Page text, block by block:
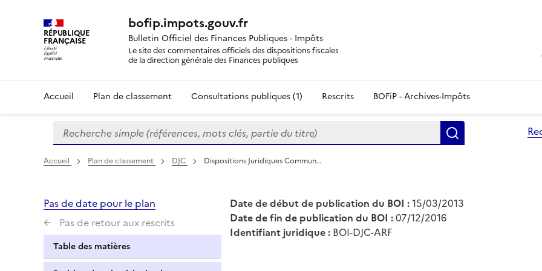
RÉPUBLIQUE
FRANÇAISE
bofip.impots.gouv.fr
Bulletin Officiel des Finances Publiques - Impôts
Le site des commentaires officiels des dispositions fiscales
de la direction générale des Finances publiques
Accueil Plan de classement Consultations publiques (1) Rescrits BOFiP - Archives-Impôts
Formulaire
de
recherche
Recherche simple (références, mots clés, partie du titre)
Accueil Plan de classement DJC Dispositions Juridiques Commun…
Pas de date pour le plan
Pas de retour aux rescrits
Table des matières
Date de début de publication du BOI :15/03/2013
Date de fin de publication du BOI :07/12/2016
Identifiant juridique : BOI-DJC-ARF